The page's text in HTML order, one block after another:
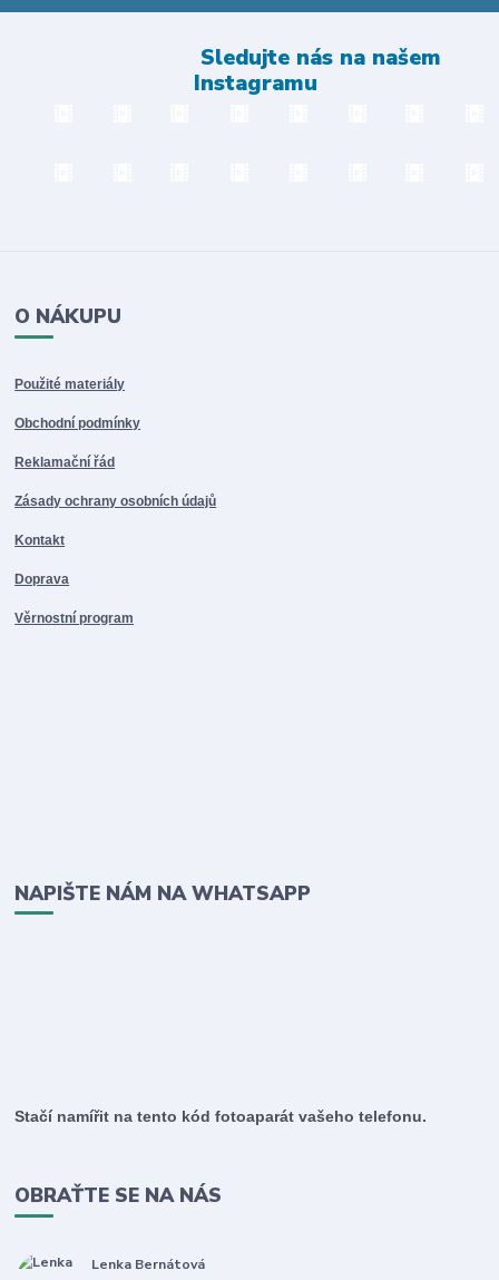
Sledujte nás na našem
Instagramu
O NÁKUPU
Použité materiály
Obchodní podmínky
Reklamační řád
Zásady ochrany osobních údajů
Kontakt
Doprava
Věrnostní program
NAPIŠTE NÁM NA WHATSAPP
Stačí namířit na tento kód fotoaparát vašeho telefonu.
OBRAŤTE SE NA NÁS
Lenka Bernátová